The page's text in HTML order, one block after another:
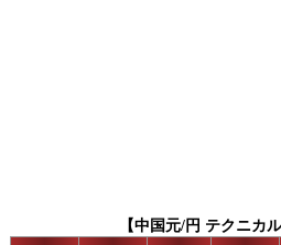
【中国元/円 テクニカ